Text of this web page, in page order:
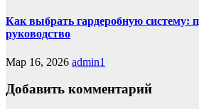
Как выбрать гардеробную систему:
руководство
Мар 16, 2026 admin1
Добавить комментарий